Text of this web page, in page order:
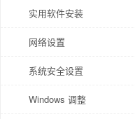
实用软件安装
网络设置
系统安全设置
Windows 调整